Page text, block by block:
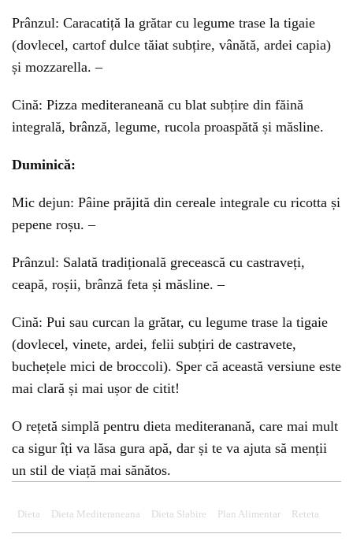
Prânzul: Caracatiță la grătar cu legume trase la tigaie
(dovlecel, cartof dulce tăiat subțire, vânătă, ardei capia)
și mozzarella. –
Cină: Pizza mediteraneană cu blat subțire din făină
integrală, brânză, legume, rucola proaspătă și măsline.
Duminică:
Mic dejun: Pâine prăjită din cereale integrale cu ricotta și
pepene roșu. –
Prânzul: Salată tradițională grecească cu castraveți,
ceapă, roșii, brânză feta și măsline. –
Cină: Pui sau curcan la grătar, cu legume trase la tigaie
(dovlecel, vinete, ardei, felii subțiri de castravete,
buchețele mici de broccoli). Sper că această versiune este
mai clară și mai ușor de citit!
O rețetă simplă pentru dieta mediteranană, care mai mult
ca sigur îți va lăsa gura apă, dar și te va ajuta să menții
un stil de viață mai sănătos.
Dieta Dieta Mediteraneana Dieta Slabire Plan Alimentar Reteta